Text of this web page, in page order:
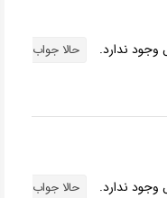
وجود ندارد.
حالا جواب
وجود ندارد.
حالا جواب